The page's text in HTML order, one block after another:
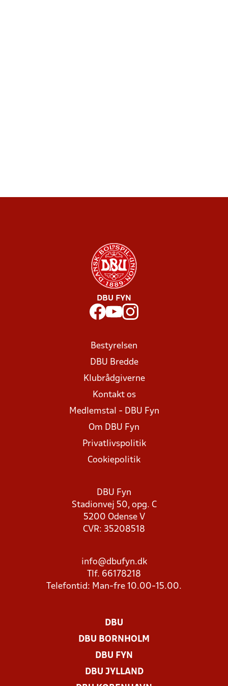
DBU FYN
Bestyrelsen
DBU Bredde
Klubrådgiverne
Kontakt os
Medlemstal - DBU Fyn
Om DBU Fyn
Privatlivspolitik
Cookiepolitik
DBU Fyn
Stadionvej 50, opg. C
5200 Odense V
CVR: 35208518
info@dbufyn.dk
Tlf. 66178218
Telefontid: Man-fre 10.00-15.00.
DBU
DBU BORNHOLM
DBU FYN
DBU JYLLAND